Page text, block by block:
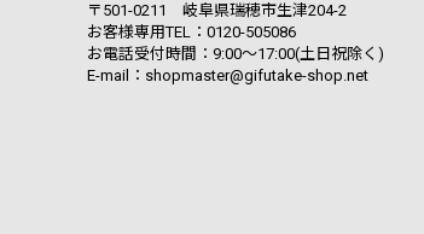
〒501-0211 岐阜県瑞穂市生津204-2
お客様専用TEL：0120-505086
お電話受付時間：9:00～17:00(土日祝除く)
E-mail：shopmaster@gifutake-shop.net